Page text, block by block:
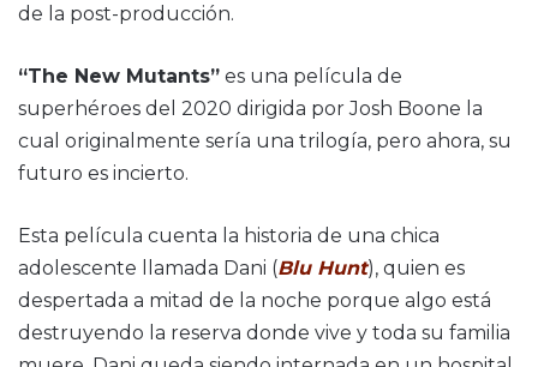
de la post-producción.
“The New Mutants” es una película de
superhéroes del 2020 dirigida por Josh Boone la
cual originalmente sería una trilogía, pero ahora, su
futuro es incierto.
Esta película cuenta la historia de una chica
adolescente llamada Dani (Blu Hunt), quien es
despertada a mitad de la noche porque algo está
destruyendo la reserva donde vive y toda su familia